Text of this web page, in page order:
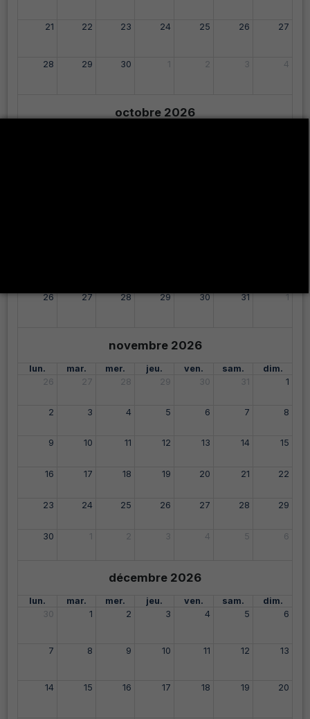
21 22 23 24 25 26 27
28 29 30 1 2 3 4
octobre 2026
26 27 28 29 30 31 1
novembre 2026
lun. mar. mer. jeu. ven. sam.
dim.
26
27 28 29 30 31 1
2 3 4 5 6 7 8
9 10 11 12 13 14 15
16 17 18 19 20 21 22
23 24 25 26 27 28 29
30 1 2 3 4 5 6
décembre 2026
lun. mar. mer. jeu. ven. sam.
dim.
30
1 2 3 4 5 6
7 8 9 10 11 12 13
14 15 16 17 18 19 20